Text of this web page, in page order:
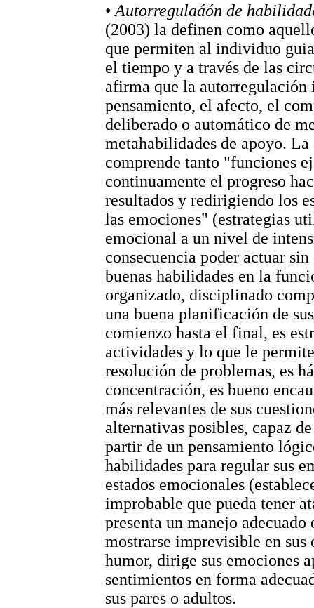
• Autorregulaáón de
(2003) la definen como
que permiten al individuo
el tiempo y a través de las
afirma que la
pensamiento, el afecto, el
deliberado o automático de
metahabilidades de apoyo.
comprende tanto "funciones
continuamente el progreso
resultados y redirigiendo los
las emociones" (estrategias
emocional a un nivel de
consecuencia poder actuar
buenas habilidades en la
organizado, disciplinado
una buena planificación de
comienzo hasta el final, es
actividades y lo que le
resolución de problemas, es
concentración, es bueno
más relevantes de sus
alternativas posibles, capaz
partir de un pensamiento
habilidades para regular sus
estados emocionales
improbable que pueda tener
presenta un manejo
mostrarse imprevisible en sus
humor, dirige sus emociones
sentimientos en forma
sus pares o adultos.